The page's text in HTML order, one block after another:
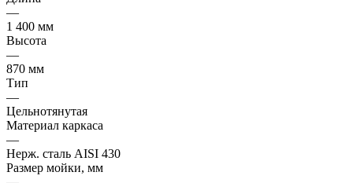
—
1 400 мм
Высота
—
870 мм
Тип
—
Цельнотянутая
Материал каркаса
—
Нерж. сталь AISI 430
Размер мойки, мм